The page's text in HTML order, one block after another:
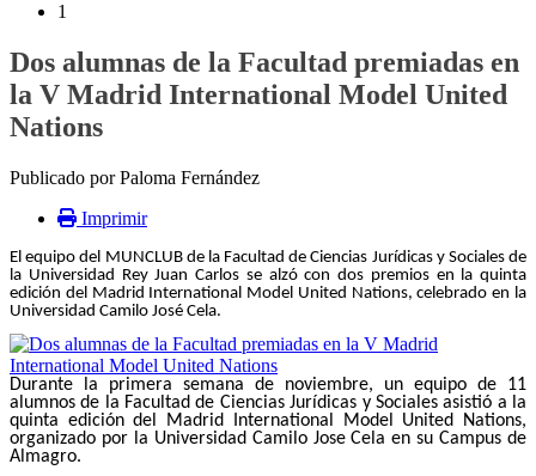
1
Dos alumnas de la Facultad premiadas en
la V Madrid International Model United
Nations
Publicado por Paloma Fernández
Imprimir
El equipo del MUNCLUB de la Facultad de Ciencias Jurídicas y Sociales de
la Universidad Rey Juan Carlos se alzó con dos premios en la quinta
edición del Madrid International Model United Nations, celebrado en la
Universidad Camilo José Cela.
Durante la primera semana de noviembre, un equipo de 11
alumnos de la Facultad de Ciencias Jurídicas y Sociales asistió a la
quinta edición del Madrid International Model United Nations,
organizado por la Universidad Camilo Jose Cela en su Campus de
Almagro.